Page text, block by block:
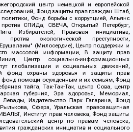
центр немецкой и европейской
Фонд защиты прав граждан Штаб,
Фонд борьбы с коррупцией, Альянс
СПИДа, СВЕЧА, Открытый Петербург,
Избирателей, Правовая инициатива,
против экологической преступности,
(Милосердие), Центр поддержки и
массовой информации, В защиту прав
Центр социально-информационных
глобализации и социальных движений,
фонд охраны здоровья и защиты прав
фонд помощи осужденным и их семьям, Фонд
тайга, Так-Так-Так, центр Сова, центр
губерния, Эра здоровья, Мемориал,
Издательство Парк Гагарина, Фонд
Сфера, Уральская правозащитная
Институт прав человека, Фонд защиты
центр по правам человека,
гражданских инициатив и социального